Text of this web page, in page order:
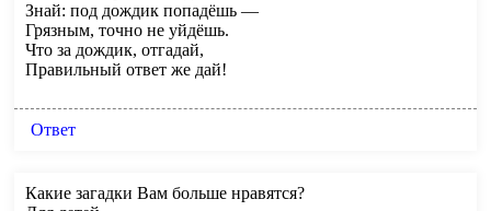
Знай: под дождик попадёшь —
Грязным, точно не уйдёшь.
Что за дождик, отгадай,
Правильный ответ же дай!
Ответ
Какие загадки Вам больше нравятся?